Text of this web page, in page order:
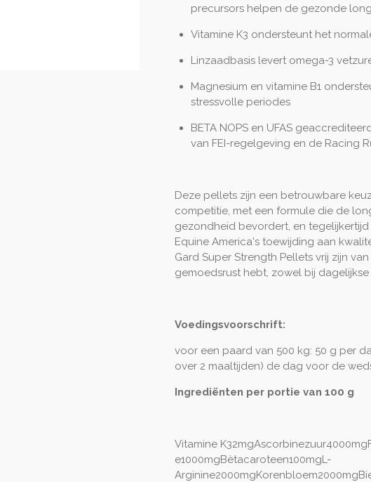
precursors helpen de gezonde
Vitamine K3 ondersteunt het
Linzaadbasis levert omega-3
Magnesium en vitamine B1
stressvolle periodes
BETA NOPS en UFAS
van FEI-regelgeving en de Racing
Deze pellets zijn een betrouwbare
competitie, met een formule die de
gezondheid bevordert, en
Equine America's toewijding aan
Gard Super Strength Pellets vrij zijn
gemoedsrust hebt, zowel bij
Voedingsvoorschrift:
voor een paard van 500 kg: 50 g per
over 2 maaltijden) de dag voor de
Ingrediënten per portie van 100 g
Vitamine
e1000mgBètacaroteen100mgL-